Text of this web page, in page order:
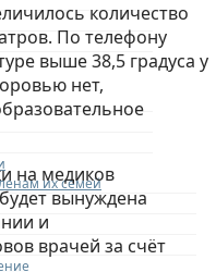
их семей
количество
По телефону
выше 38,5 градуса у
нет,
на медиков
вынуждена
и
врачей за счёт